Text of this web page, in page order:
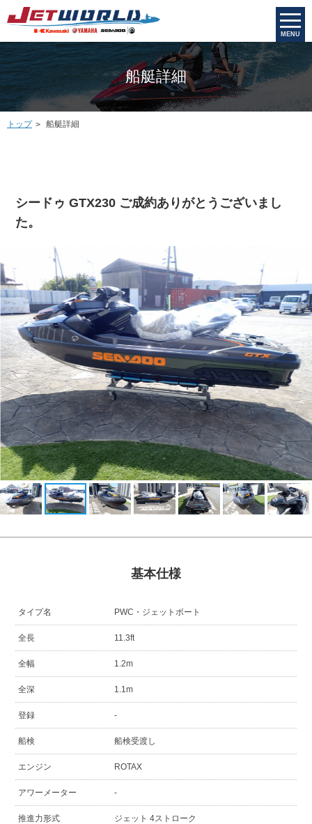
MENU
船艇詳細
トップ 船艇詳細
シードゥ GTX230 ご成約ありがとうございまし
た。
基本仕様
タイプ名 PWC・ジェットボート
全長 11.3ft
全幅 1.2m
全深 1.1m
登録 -
船検 船検受渡し
エンジン ROTAX
アワーメーター -
推進力形式 ジェット 4ストローク